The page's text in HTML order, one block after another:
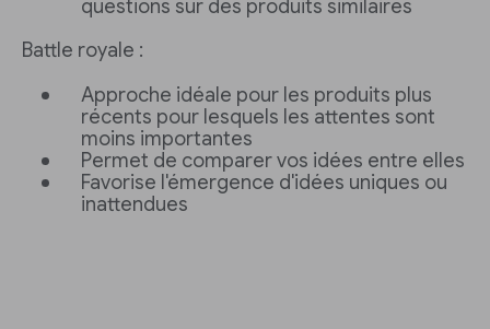
questions sur des produits similaires
Battle royale :
Approche idéale pour les produits plus
récents pour lesquels les attentes sont
moins importantes
Permet de comparer vos idées entre elles
Favorise l'émergence d'idées uniques ou
inattendues